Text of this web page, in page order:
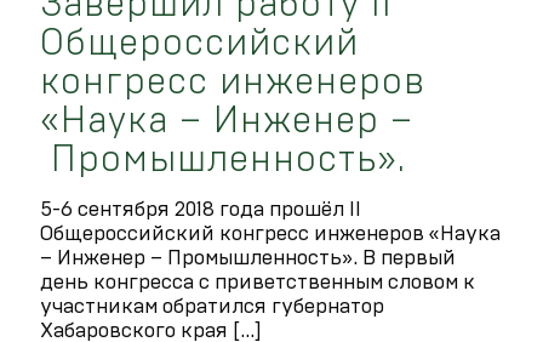
Общероссийский
конгресс инженеров
«Наука – Инженер –
Промышленность».
5-6 сентября 2018 года прошёл II
Общероссийский конгресс инженеров «Наука
– Инженер – Промышленность». В первый
день конгресса с приветственным словом к
участникам обратился губернатор
Хабаровского края […]